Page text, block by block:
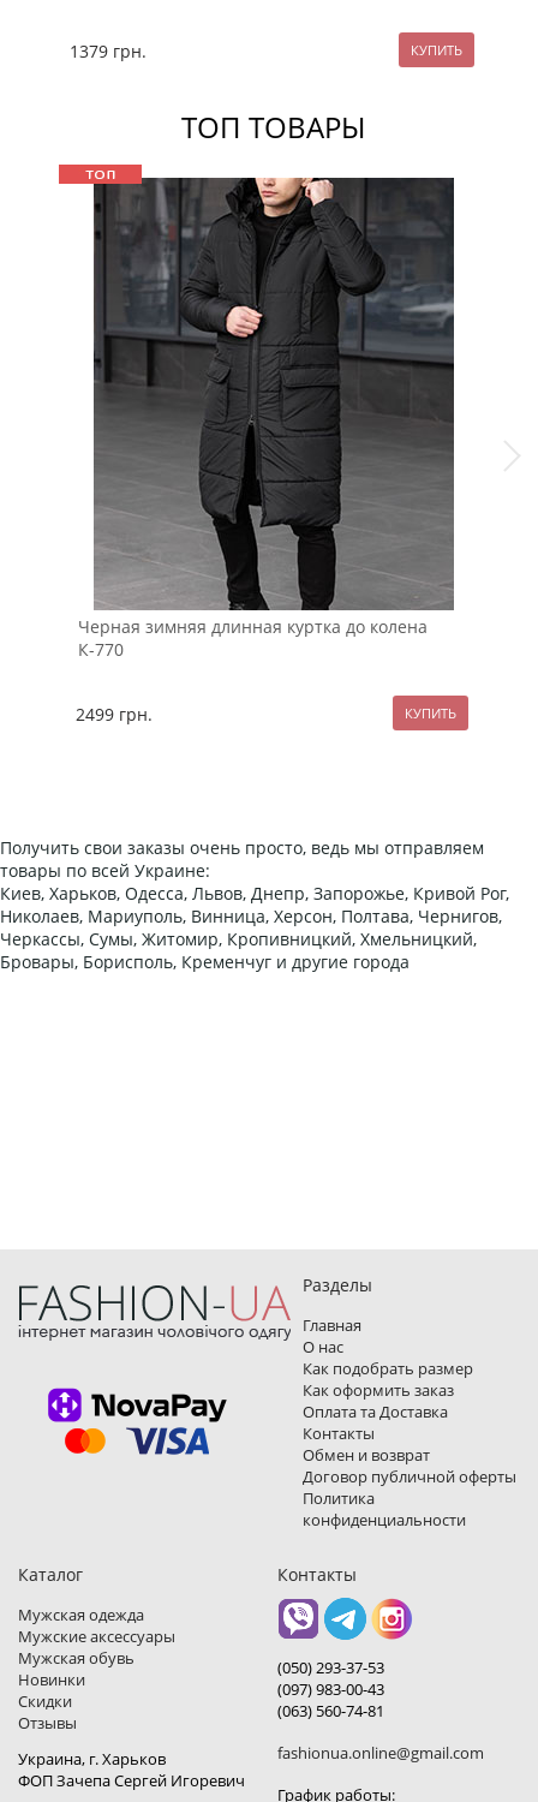
1379 грн.
ТОП ТОВАРЫ
Черная зимняя длинная куртка до колена
К-770
2499 грн.
Получить свои заказы очень просто, ведь мы отправляем
товары по всей Украине:
Киев, Харьков, Одесса, Львов, Днепр, Запорожье, Кривой Рог,
Николаев, Мариуполь, Винница, Херсон, Полтава, Чернигов,
Черкассы, Сумы, Житомир, Кропивницкий, Хмельницкий,
Бровары, Борисполь, Кременчуг и другие города
Разделы
Главная
О нас
Как подобрать размер
Как оформить заказ
Оплата та Доставка
Контакты
Обмен и возврат
Договор публичной оферты
Политика
конфиденциальности
Каталог
Мужская одежда
Мужские аксессуары
Мужская обувь
Новинки
Скидки
Отзывы
Украина, г. Харьков
ФОП Зачепа Сергей Игоревич
Контакты
(050) 293-37-53
(097) 983-00-43
(063) 560-74-81
fashionua.online@gmail.com
График работы: